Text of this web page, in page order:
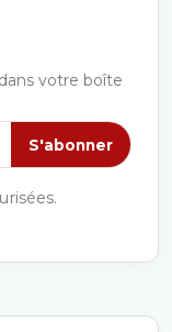
votre boîte
S'abonner